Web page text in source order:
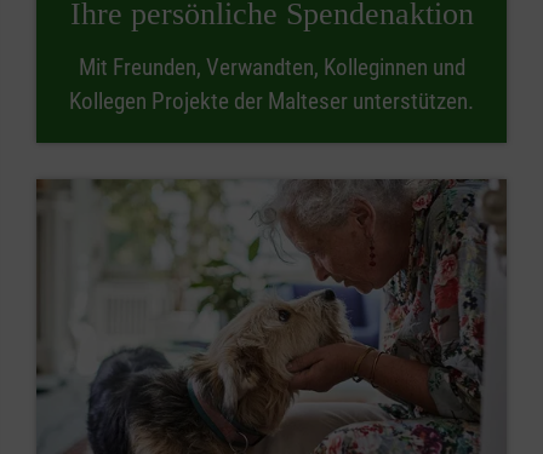
Ihre persönliche Spendenaktion
Mit Freunden, Verwandten, Kolleginnen und
Kollegen Projekte der Malteser unterstützen.